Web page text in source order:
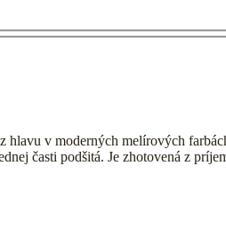
hlavu v moderných melírových
časti podšitá. Je zhotovená z